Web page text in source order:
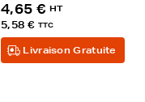
4,65 € HT
5,58 € TTC
Livraison Gratuite